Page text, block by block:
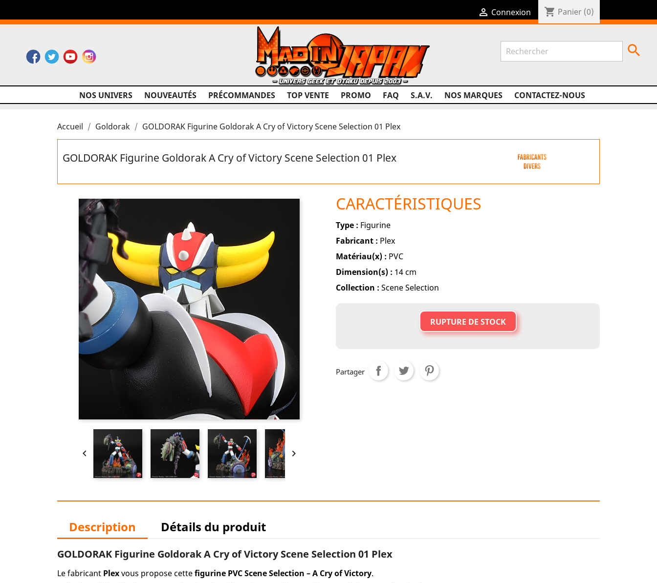
 Connexion shopping_cart Panier (0)
Facebook
TwitterYouTubeInstagram
NOS UNIVERS NOUVEAUTÉS PRÉCOMMANDES TOP VENTE PROMO FAQ S.A.V. NOS MARQUES CONTACTEZ-NOUS

Accueil Goldorak GOLDORAK Figurine Goldorak A Cry of Victory Scene Selection 01 Plex
GOLDORAK Figurine Goldorak A Cry of Victory Scene Selection 01 Plex
 
CARACTÉRISTIQUES
Type : Figurine
Fabricant : Plex
Matériau(x) : PVC
Dimension(s) : 14 cm
Collection : Scene Selection
RUPTURE DE STOCK
Partager
Description Détails du produit
GOLDORAK Figurine Goldorak A Cry of Victory Scene Selection 01 Plex
Le fabricant Plexvous propose cettefigurine PVC Scene Selection – A Cry of Victory.